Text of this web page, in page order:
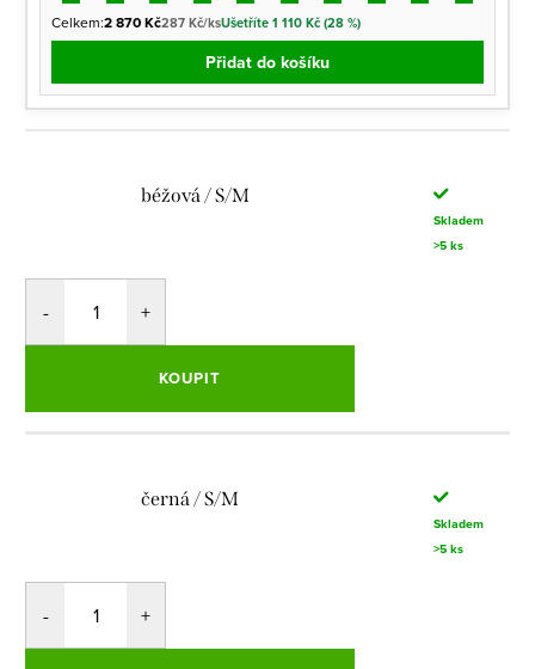
Celkem:2 870 Kč287 Kč/ksUšetříte 1 110 Kč (28 %)
Přidat do košíku
béžová / S/M
Skladem
>5 ks
KOUPIT
černá / S/M
Skladem
>5 ks